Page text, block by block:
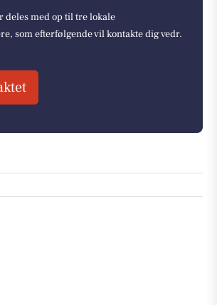
deles med op til tre lokale
som efterfølgende vil kontakte dig vedr.